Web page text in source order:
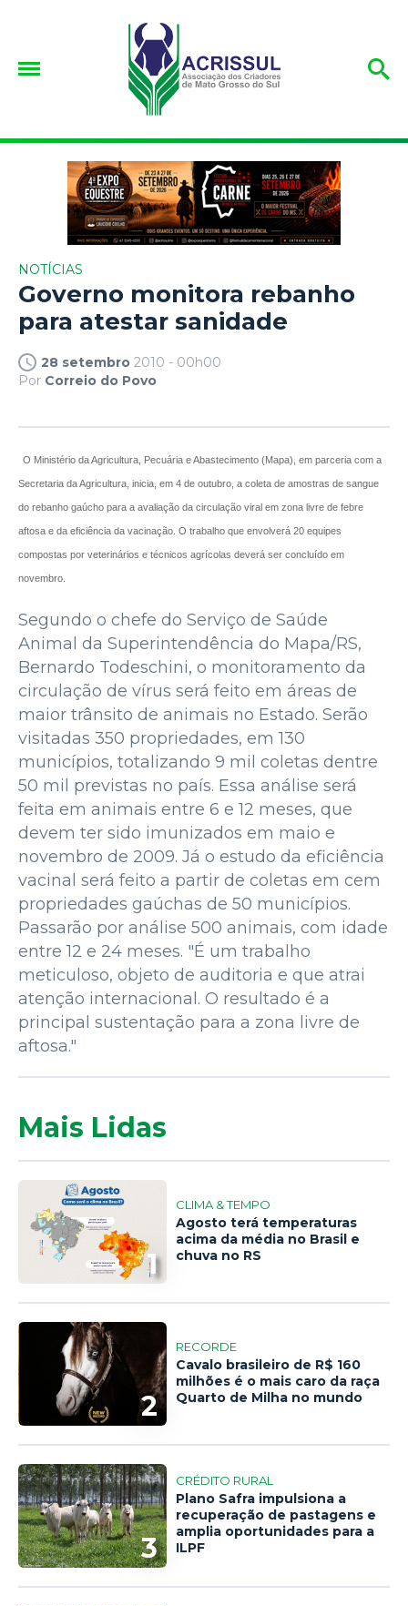
NOTÍCIAS
Governo monitora rebanho
para atestar sanidade
28 setembro 2010 - 00h00
Por Correio do Povo
O Ministério da Agricultura, Pecuária e Abastecimento (Mapa), em parceria com a
Secretaria da Agricultura, inicia, em 4 de outubro, a coleta de amostras de sangue
do rebanho gaúcho para a avaliação da circulação viral em zona livre de febre
aftosa e da eficiência da vacinação. O trabalho que envolverá 20 equipes
compostas por veterinários e técnicos agrícolas deverá ser concluído em
novembro.
Segundo o chefe do Serviço de Saúde
Animal da Superintendência do Mapa/RS,
Bernardo Todeschini, o monitoramento da
circulação de vírus será feito em áreas de
maior trânsito de animais no Estado. Serão
visitadas 350 propriedades, em 130
municípios, totalizando 9 mil coletas dentre
50 mil previstas no país. Essa análise será
feita em animais entre 6 e 12 meses, que
devem ter sido imunizados em maio e
novembro de 2009. Já o estudo da eficiência
vacinal será feito a partir de coletas em cem
propriedades gaúchas de 50 municípios.
Passarão por análise 500 animais, com idade
entre 12 e 24 meses. "É um trabalho
meticuloso, objeto de auditoria e que atrai
atenção internacional. O resultado é a
principal sustentação para a zona livre de
aftosa."
Mais Lidas
1
CLIMA & TEMPO
Agosto terá temperaturas
acima da média no Brasil e
chuva no RS
2
RECORDE
Cavalo brasileiro de R$ 160
milhões é o mais caro da raça
Quarto de Milha no mundo
3
CRÉDITO RURAL
Plano Safra impulsiona a
recuperação de pastagens e
amplia oportunidades para a
ILPF